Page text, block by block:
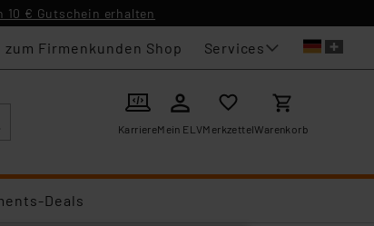
10 € Gutschein erhalten
zum Firmenkunden Shop Services
KarriereMein ELVMerkzettelWarenkorb
Deals